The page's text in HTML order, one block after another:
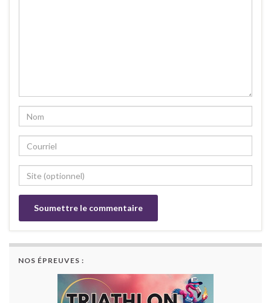
NOS ÉPREUVES :